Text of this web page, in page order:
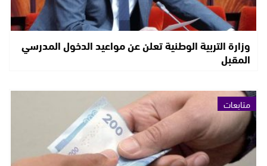
وزارة التربية الوطنية تعلن عن مواعيد الدخول المدرسي
المقبل
متابعات